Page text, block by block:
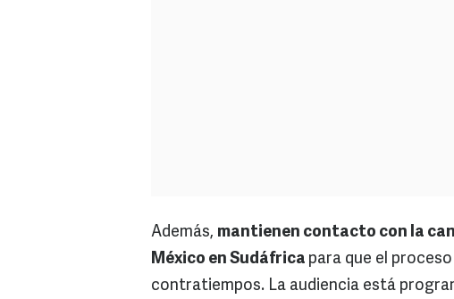
Además, mantienen contacto con la
México en Sudáfrica para que el
contratiempos. La audiencia está